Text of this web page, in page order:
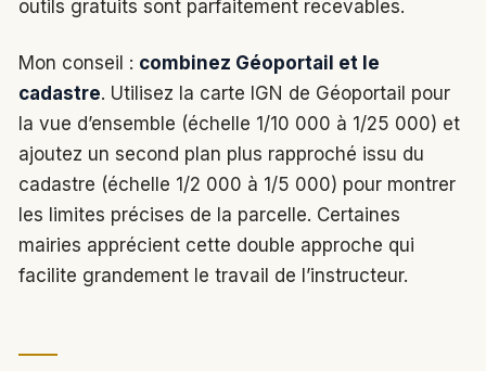
outils gratuits sont parfaitement recevables.
Mon conseil : combinez Géoportail et le
cadastre. Utilisez la carte IGN de Géoportail pour
la vue d’ensemble (échelle 1/10 000 à 1/25 000) et
ajoutez un second plan plus rapproché issu du
cadastre (échelle 1/2 000 à 1/5 000) pour montrer
les limites précises de la parcelle. Certaines
mairies apprécient cette double approche qui
facilite grandement le travail de l’instructeur.